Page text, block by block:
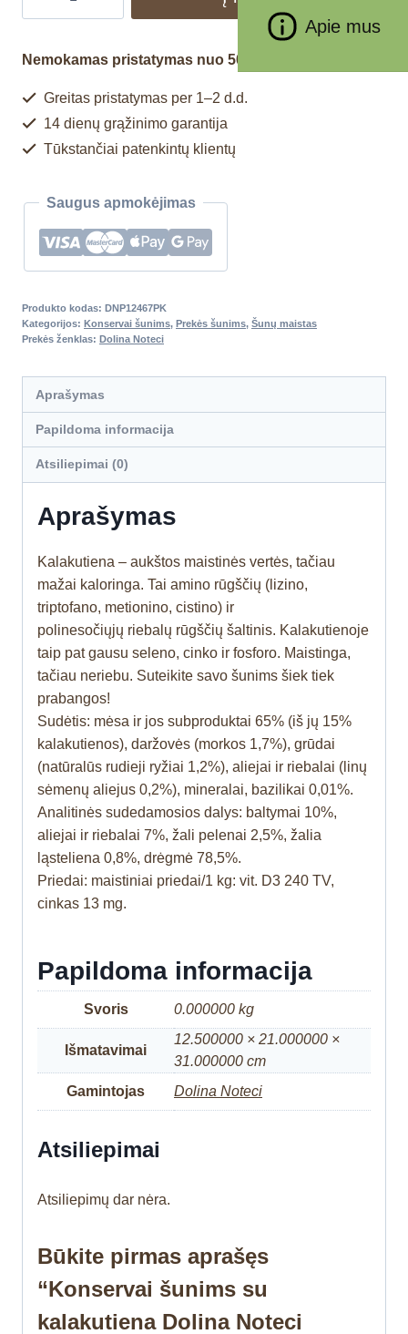
Apie mus
Nemokamas pristatymas nuo 50€
Greitas pristatymas per 1–2 d.d.
14 dienų grąžinimo garantija
Tūkstančiai patenkintų klientų
Saugus apmokėjimas
Produkto kodas: DNP12467PK
Kategorijos: Konservai šunims, Prekės šunims, Šunų maistas
Prekės ženklas: Dolina Noteci
Aprašymas
Papildoma informacija
Atsiliepimai (0)
Aprašymas
Kalakutiena – aukštos maistinės vertės, tačiau
mažai kaloringa. Tai amino rūgščių (lizino,
triptofano, metionino, cistino) ir
polinesočiųjų riebalų rūgščių šaltinis. Kalakutienoje
taip pat gausu seleno, cinko ir fosforo. Maistinga,
tačiau neriebu. Suteikite savo šunims šiek tiek
prabangos!
Sudėtis: mėsa ir jos subproduktai 65% (iš jų 15%
kalakutienos), daržovės (morkos 1,7%), grūdai
(natūralūs rudieji ryžiai 1,2%), aliejai ir riebalai (linų
sėmenų aliejus 0,2%), mineralai, bazilikai 0,01%.
Analitinės sudedamosios dalys: baltymai 10%,
aliejai ir riebalai 7%, žali pelenai 2,5%, žalia
ląsteliena 0,8%, drėgmė 78,5%.
Priedai: maistiniai priedai/1 kg: vit. D3 240 TV,
cinkas 13 mg.
Papildoma informacija
Svoris 0.000000 kg
Išmatavimai
12.500000 × 21.000000 ×
31.000000 cm
Gamintojas
Dolina Noteci
Atsiliepimai
Atsiliepimų dar nėra.
Būkite pirmas aprašęs
“Konservai šunims su
kalakutiena Dolina Noteci